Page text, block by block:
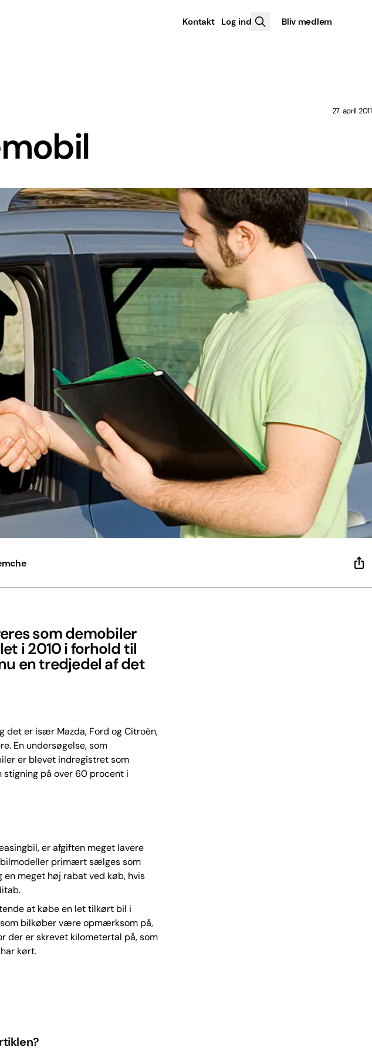
Kontakt Log ind Bliv medlem
27. april 2011
som demobiler
i 2010 i forhold til
en tredjedel af det
det er især Mazda, Ford og Citroën,
En undersøgelse, som
er blevet indregistret som
stigning på over 60 procent i
er afgiften meget lavere
bilmodeller primært sælges som
meget høj rabat ved køb, hvis
at købe en let tilkørt bil i
bilkøber være opmærksom på,
der er skrevet kilometertal på, som
kørt.